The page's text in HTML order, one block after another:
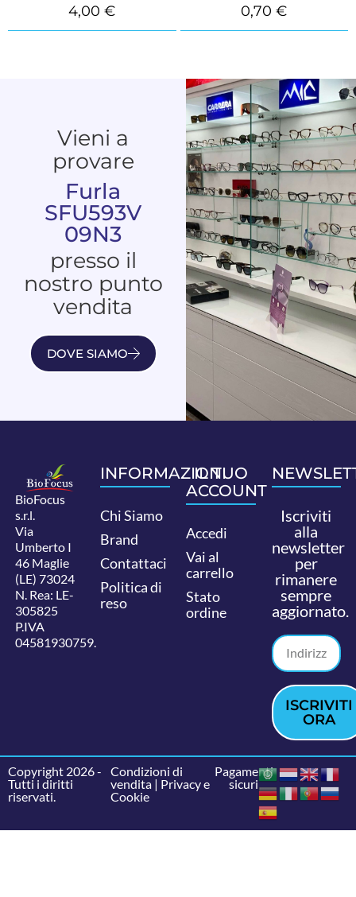
4,00€ 0,70€
Vieni a
provare
Furla
SFU593V
09N3
presso il
nostro punto
vendita
DOVE SIAMO
BioFocus
s.r.l.
Via
Umberto I
46 Maglie
(LE) 73024
N. Rea: LE-
305825
P.IVA
04581930759.
INFORMAZIONI
Chi Siamo
Brand
Contattaci
Politica di
reso
IL TUO
ACCOUNT
Accedi
Vai al
carrello
Stato
ordine
Iscriviti
alla
newsletter
per
rimanere
sempre
aggiornato.
ISCRIVITI
ORA
Copyright 2026 -
Tutti i diritti
riservati.
Condizioni di
vendita| Privacy e
Cookie
Pagamenti
sicuri